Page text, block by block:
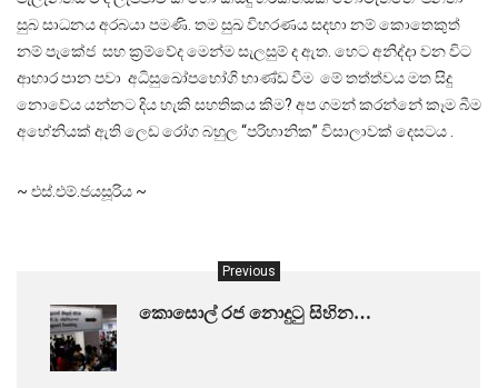
සුබ සාධනය අරබයා පමණි. තම සුඛ විහරණය සදහා නම් කොතෙකුත්
නම් පැකේජ සහ ක්‍රම්වේද මෙන්ම සැලසුම් ද ඇත. හෙට අනිද්දා වන විට
ආහාර පාන පවා අධිසුඛෝපභෝගි භාණ්ඩ වීම මේ තත්ත්වය මත සිදු
නොවේය යන්නට දිය හැකි සහතිකය කිම? අප ගමන් කරන්නේ කෑම බීම
අහේනියක් ඇති ලෙඩ රෝග බහුල “පරිහානික” විසාලාවක් දෙසටය .
~ එස්.එම්.ජයසූරිය ~
Previous
කොසොල් රජ නොදුටු සිහින…